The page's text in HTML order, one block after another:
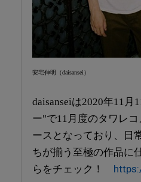
安宅伸明（daisansei）
daisanseiは2020年11月
ー"で11月度のタワレ
ースとなっており、日
ちが揃う至極の作品に
らをチェック！